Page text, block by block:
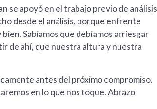
se apoyó en el trabajo previo de análisis
desde el análisis, porque enfrente
Sabíamos que debíamos arriesgar
de ahí, que nuestra altura y nuestra
antes del próximo compromiso.
en lo que nos toque. Abrazo